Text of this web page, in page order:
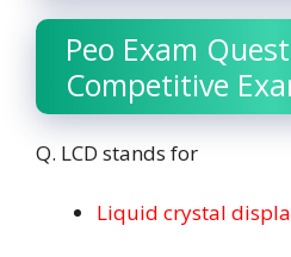
Peo Exam
Competitive
Q. LCD stands for
Liquid crystal